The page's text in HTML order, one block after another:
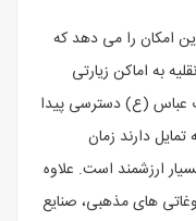
امکان را می ‌دهد که
به اماکن زیارتی
(ع) دسترسی پیدا
دارند زمان
ارزشمند است. علاوه
های مذهبی، صنایع